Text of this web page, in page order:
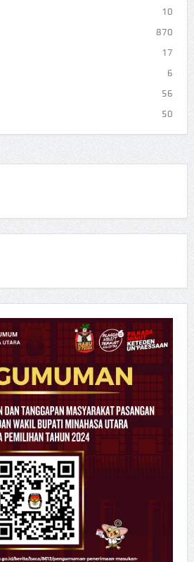
10
870
17
6
56
50